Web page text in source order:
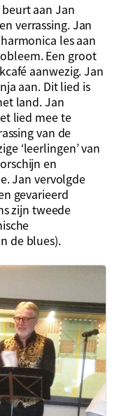
aan Jan
verrassing. Jan
les aan
Een groot
aanwezig. Jan
aan. Dit lied is
land. Jan
lied mee te
van de
‘leerlingen’ van
en
Jan vervolgde
gevarieerd
zijn tweede
de blues).